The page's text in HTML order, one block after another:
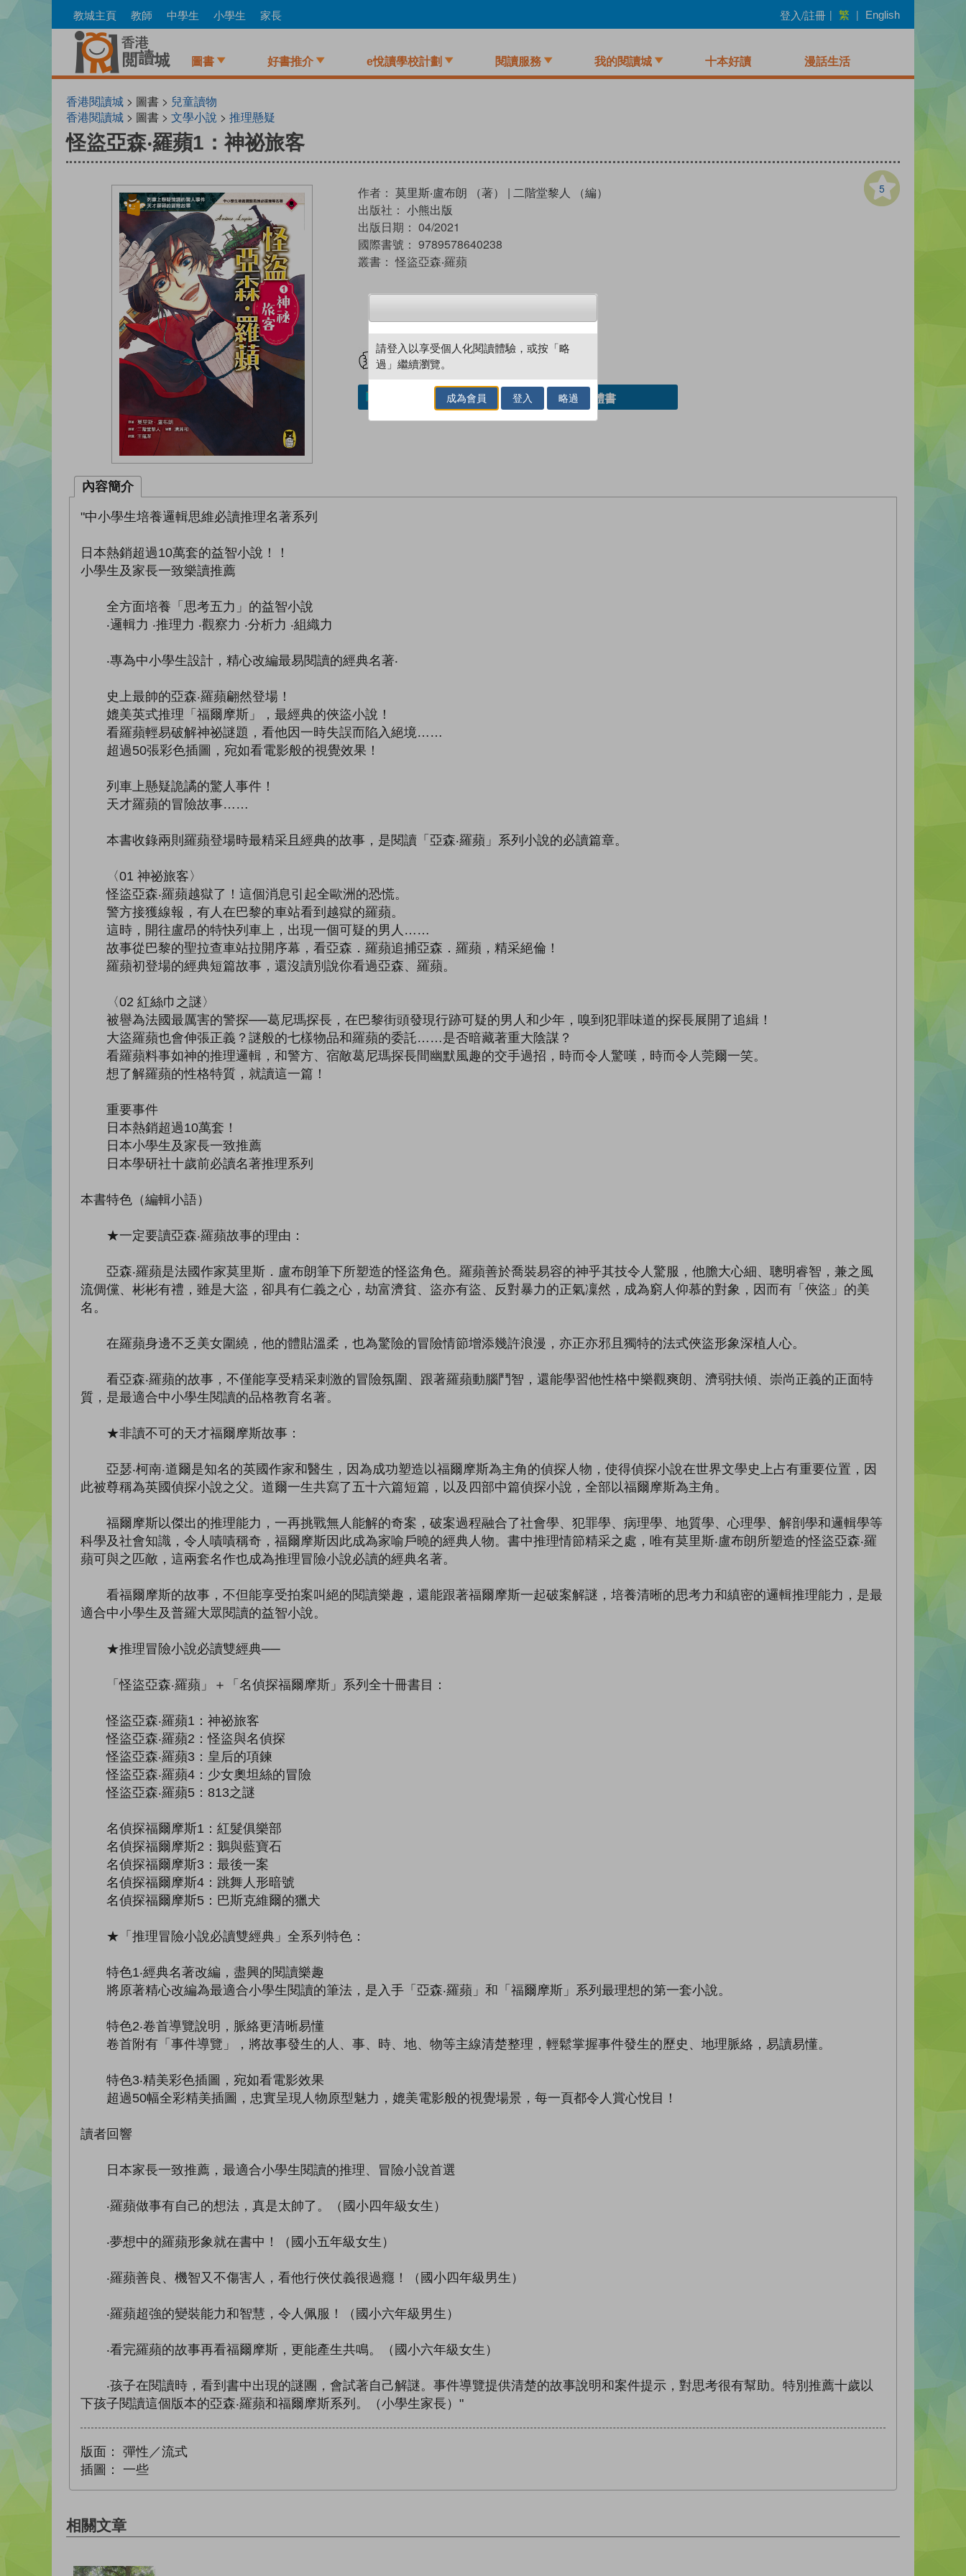
to
教城主頁 教師 中學生 小學生 家長 登入/註冊 | 繁 | English
圖書 好書推介 e悅讀學校計劃 閱讀服務 我的閱讀城 十本好讀 漫話生活
香港閱讀城 > 圖書 > 兒童讀物
香港閱讀城 > 圖書 > 文學小說 > 推理懸疑
怪盜亞森‧羅蘋1：神祕旅客
5
作者： 莫里斯‧盧布朗 （著） | 二階堂黎人 （編）
出版社： 小熊出版
出版日期： 04/2021
國際書號： 9789578640238
叢書： 怪盜亞森‧羅蘋
試閲 加入閱讀紀錄
加入／閱讀電子書 借閱實體書
內容簡介
"中小學生培養邏輯思維必讀推理名著系列
日本熱銷超過10萬套的益智小說！！
小學生及家長一致樂讀推薦
全方面培養「思考五力」的益智小說
‧邏輯力 ‧推理力 ‧觀察力 ‧分析力 ‧組織力
‧專為中小學生設計，精心改編最易閱讀的經典名著‧
史上最帥的亞森‧羅蘋翩然登場！
媲美英式推理「福爾摩斯」，最經典的俠盜小說！
看羅蘋輕易破解神祕謎題，看他因一時失誤而陷入絕境……
超過50張彩色插圖，宛如看電影般的視覺效果！
列車上懸疑詭譎的驚人事件！
天才羅蘋的冒險故事……
本書收錄兩則羅蘋登場時最精采且經典的故事，是閱讀「亞森‧羅蘋」系列小說的必讀篇章。
〈01 神祕旅客〉
怪盜亞森‧羅蘋越獄了！這個消息引起全歐洲的恐慌。
警方接獲線報，有人在巴黎的車站看到越獄的羅蘋。
這時，開往盧昂的特快列車上，出現一個可疑的男人……
故事從巴黎的聖拉查車站拉開序幕，看亞森．羅蘋追捕亞森．羅蘋，精采絕倫！
羅蘋初登場的經典短篇故事，還沒讀別說你看過亞森、羅蘋。
〈02 紅絲巾之謎〉
被譽為法國最厲害的警探──葛尼瑪探長，在巴黎街頭發現行跡可疑的男人和少年，嗅到犯罪味道的探長展開了追緝！
大盜羅蘋也會伸張正義？謎般的七樣物品和羅蘋的委託……是否暗藏著重大陰謀？
看羅蘋料事如神的推理邏輯，和警方、宿敵葛尼瑪探長間幽默風趣的交手過招，時而令人驚嘆，時而令人莞爾一笑。
想了解羅蘋的性格特質，就讀這一篇！
重要事件
日本熱銷超過10萬套！
日本小學生及家長一致推薦
日本學研社十歲前必讀名著推理系列
本書特色（編輯小語）
★一定要讀亞森‧羅蘋故事的理由：
亞森‧羅蘋是法國作家莫里斯．盧布朗筆下所塑造的怪盜角色。羅蘋善於喬裝易容的神乎其技令人驚服，他膽大心細、聰明睿智，兼之風
流倜儻、彬彬有禮，雖是大盜，卻具有仁義之心，劫富濟貧、盜亦有盜、反對暴力的正氣凜然，成為窮人仰慕的對象，因而有「俠盜」的美
名。
在羅蘋身邊不乏美女圍繞，他的體貼溫柔，也為驚險的冒險情節增添幾許浪漫，亦正亦邪且獨特的法式俠盜形象深植人心。
看亞森‧羅蘋的故事，不僅能享受精采刺激的冒險氛圍、跟著羅蘋動腦鬥智，還能學習他性格中樂觀爽朗、濟弱扶傾、崇尚正義的正面特
質，是最適合中小學生閱讀的品格教育名著。
★非讀不可的天才福爾摩斯故事：
亞瑟‧柯南‧道爾是知名的英國作家和醫生，因為成功塑造以福爾摩斯為主角的偵探人物，使得偵探小說在世界文學史上占有重要位置，因
此被尊稱為英國偵探小說之父。道爾一生共寫了五十六篇短篇，以及四部中篇偵探小說，全部以福爾摩斯為主角。
福爾摩斯以傑出的推理能力，一再挑戰無人能解的奇案，破案過程融合了社會學、犯罪學、病理學、地質學、心理學、解剖學和邏輯學等
科學及社會知識，令人嘖嘖稱奇，福爾摩斯因此成為家喻戶曉的經典人物。書中推理情節精采之處，唯有莫里斯‧盧布朗所塑造的怪盜亞森‧羅
蘋可與之匹敵，這兩套名作也成為推理冒險小說必讀的經典名著。
看福爾摩斯的故事，不但能享受拍案叫絕的閱讀樂趣，還能跟著福爾摩斯一起破案解謎，培養清晰的思考力和縝密的邏輯推理能力，是最
適合中小學生及普羅大眾閱讀的益智小說。
★推理冒險小說必讀雙經典──
「怪盜亞森‧羅蘋」＋「名偵探福爾摩斯」系列全十冊書目：
怪盜亞森‧羅蘋1：神祕旅客
怪盜亞森‧羅蘋2：怪盜與名偵探
怪盜亞森‧羅蘋3：皇后的項鍊
怪盜亞森‧羅蘋4：少女奧坦絲的冒險
怪盜亞森‧羅蘋5：813之謎
名偵探福爾摩斯1：紅髮俱樂部
名偵探福爾摩斯2：鵝與藍寶石
名偵探福爾摩斯3：最後一案
名偵探福爾摩斯4：跳舞人形暗號
名偵探福爾摩斯5：巴斯克維爾的獵犬
★「推理冒險小說必讀雙經典」全系列特色：
特色1‧經典名著改編，盡興的閱讀樂趣
將原著精心改編為最適合小學生閱讀的筆法，是入手「亞森‧羅蘋」和「福爾摩斯」系列最理想的第一套小說。
特色2‧卷首導覽說明，脈絡更清晰易懂
卷首附有「事件導覽」，將故事發生的人、事、時、地、物等主線清楚整理，輕鬆掌握事件發生的歷史、地理脈絡，易讀易懂。
特色3‧精美彩色插圖，宛如看電影效果
超過50幅全彩精美插圖，忠實呈現人物原型魅力，媲美電影般的視覺場景，每一頁都令人賞心悅目！
讀者回響
日本家長一致推薦，最適合小學生閱讀的推理、冒險小說首選
‧羅蘋做事有自己的想法，真是太帥了。（國小四年級女生）
‧夢想中的羅蘋形象就在書中！（國小五年級女生）
‧羅蘋善良、機智又不傷害人，看他行俠仗義很過癮！（國小四年級男生）
‧羅蘋超強的變裝能力和智慧，令人佩服！（國小六年級男生）
‧看完羅蘋的故事再看福爾摩斯，更能產生共鳴。（國小六年級女生）
‧孩子在閱讀時，看到書中出現的謎團，會試著自己解謎。事件導覽提供清楚的故事說明和案件提示，對思考很有幫助。特別推薦十歲以
下孩子閱讀這個版本的亞森‧羅蘋和福爾摩斯系列。（小學生家長）"
版面：
彈性／流式
插圖：
一些
相關文章
請登入以享受個人化閱讀體驗，或按「略
過」繼續瀏覽。
成為會員 登入 略過